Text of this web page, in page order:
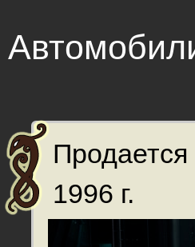
1996 г.